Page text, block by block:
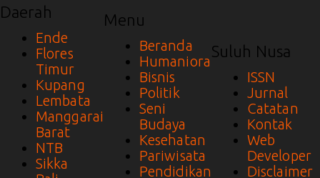
Daerah
Ende
Flores
Timur
Kupang
Lembata
Manggarai
Barat
NTB
Sikka
Menu
Beranda
Humaniora
Bisnis
Politik
Seni
Budaya
Kesehatan
Pariwisata
Pendidikan
Suluh Nusa
ISSN
Jurnal
Catatan
Kontak
Web
Developer
Disclaimer